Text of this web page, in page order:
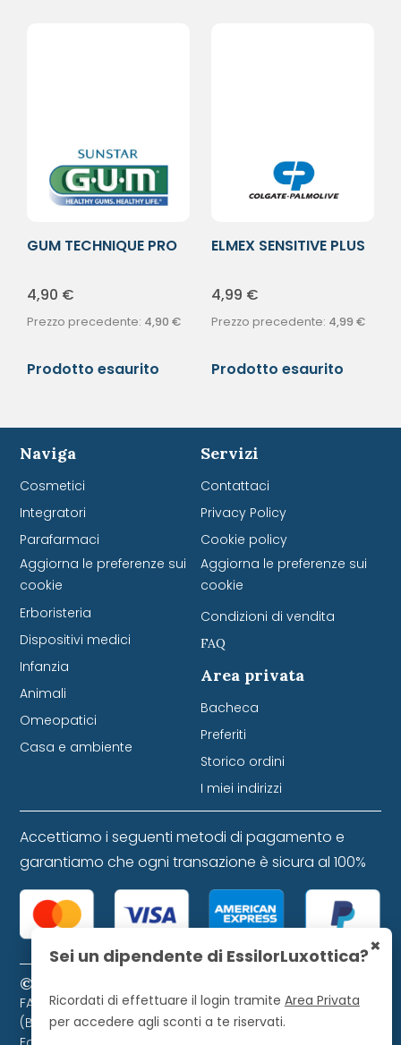
GUM TECHNIQUE PRO
4,90 €
Prezzo precedente: 4,90 €
Prodotto esaurito
ELMEX SENSITIVE PLUS
4,99 €
Prezzo precedente: 4,99 €
Prodotto esaurito
Naviga
Cosmetici
Integratori
Parafarmaci
Aggiorna le preferenze sui
cookie
Erboristeria
Dispositivi medici
Infanzia
Animali
Omeopatici
Casa e ambiente
Servizi
Contattaci
Privacy Policy
Cookie policy
Aggiorna le preferenze sui
cookie
Condizioni di vendita
FAQ
Area privata
Bacheca
Preferiti
Storico ordini
I miei indirizzi
Accettiamo i seguenti metodi di pagamento e
garantiamo che ogni transazione è sicura al 100%
© 2024 Farmacia Favretti S.r.l. P. IVA 01271120253
FARMACIA FAVRETTI S.R.L. Piazza Libertà, 9 - 32021 Agordo
(BL). Farmacista direttore iscritto all'Ordine dei
×
Sei un dipendente di EssilorLuxottica?
Ricordati di effettuare il login tramite Area Privata
per accedere agli sconti a te riservati.